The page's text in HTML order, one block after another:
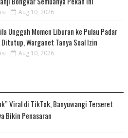
Aug 10, 2026
Unggah Momen Liburan ke Pulau Padar
Warganet Tanya Soal Izin
Aug 10, 2026
Viral di TikTok, Banyuwangi Terseret
Bikin Penasaran